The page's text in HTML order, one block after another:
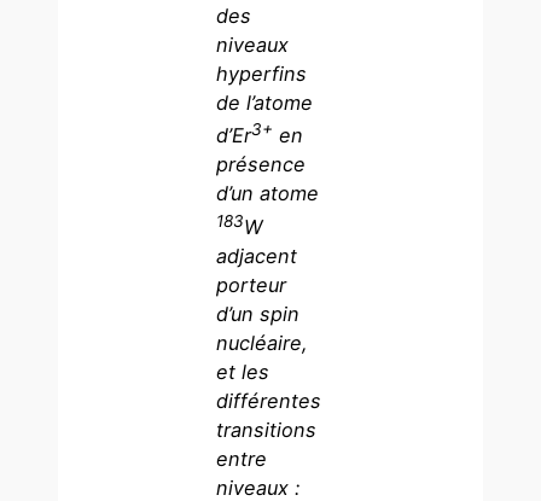
des
niveaux
hyperfins
de l’atome
d’Er3+ en
présence
d’un atome
183W
adjacent
porteur
d’un spin
nucléaire,
et les
différentes
transitions
entre
niveaux :